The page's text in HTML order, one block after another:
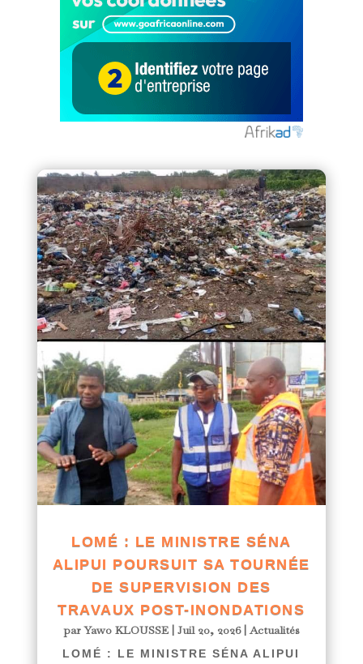
LOMÉ : LE MINISTRE SÉNA
ALIPUI POURSUIT SA TOURNÉE
DE SUPERVISION DES
TRAVAUX POST-INONDATIONS
parYawo KLOUSSE| Juil 20, 2026|Actualités
LOMÉ : LE MINISTRE SÉNA ALIPUI